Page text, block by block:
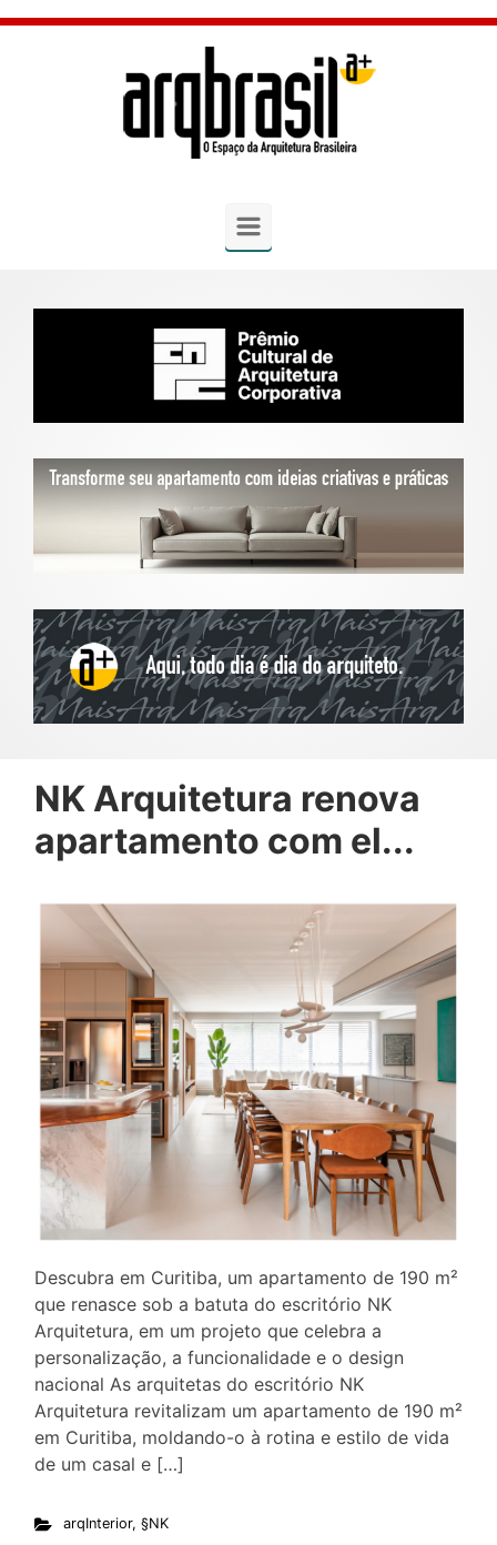
Skip to main content
NK Arquitetura renova
apartamento com el...
Descubra em Curitiba, um apartamento de 190 m²
que renasce sob a batuta do escritório NK
Arquitetura, em um projeto que celebra a
personalização, a funcionalidade e o design
nacional As arquitetas do escritório NK
Arquitetura revitalizam um apartamento de 190 m²
em Curitiba, moldando-o à rotina e estilo de vida
de um casal e […]
arqInterior, §NK